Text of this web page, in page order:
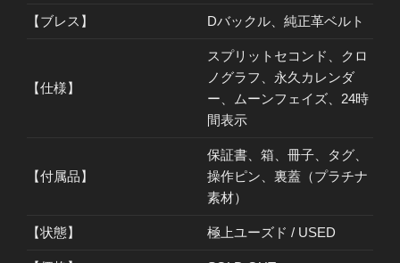
【ブレス】 Dバックル、純正革ベルト
【仕様】
スプリットセコンド、クロ
ノグラフ、永久カレンダ
ー、ムーンフェイズ、24時
間表示
【付属品】
保証書、箱、冊子、タグ、
操作ピン、裏蓋（プラチナ
素材）
【状態】 極上ユーズド / USED